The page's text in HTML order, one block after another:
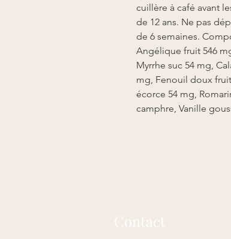
cuillère à café avant
de 12 ans. Ne pas
de 6 semaines.
Angélique fruit 546
Myrrhe suc 54 mg,
mg, Fenouil doux
écorce 54 mg,
camphre, Vanille
Contact